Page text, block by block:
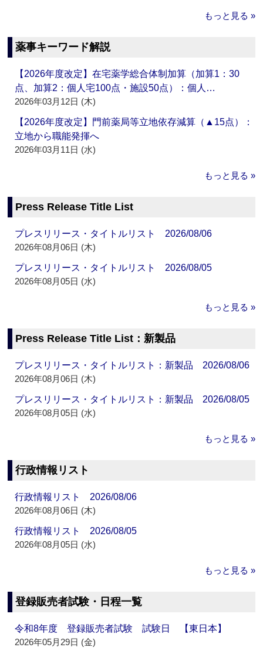
もっと見る »
薬事キーワード解説
【2026年度改定】在宅薬学総合体制加算（加算1：30
点、加算2：個人宅100点・施設50点）：個人…
2026年03月12日 (木)
【2026年度改定】門前薬局等立地依存減算（▲15点）：
立地から職能発揮へ
2026年03月11日 (水)
もっと見る »
Press Release Title List
プレスリリース・タイトルリスト 2026/08/06
2026年08月06日 (木)
プレスリリース・タイトルリスト 2026/08/05
2026年08月05日 (水)
もっと見る »
Press Release Title List：新製品
プレスリリース・タイトルリスト：新製品 2026/08/06
2026年08月06日 (木)
プレスリリース・タイトルリスト：新製品 2026/08/05
2026年08月05日 (水)
もっと見る »
行政情報リスト
行政情報リスト 2026/08/06
2026年08月06日 (木)
行政情報リスト 2026/08/05
2026年08月05日 (水)
もっと見る »
登録販売者試験・日程一覧
令和8年度 登録販売者試験 試験日 【東日本】
2026年05月29日 (金)